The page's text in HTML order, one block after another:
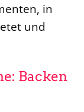
in
und
Backen